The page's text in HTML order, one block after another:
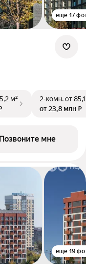
ещё 17
м²
2-комн.от
от 23,8 млн ₽
Позвоните мне
ещё 19